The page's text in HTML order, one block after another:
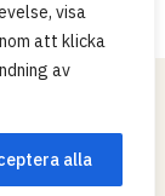
visa
att klicka
av
alla
Sweden